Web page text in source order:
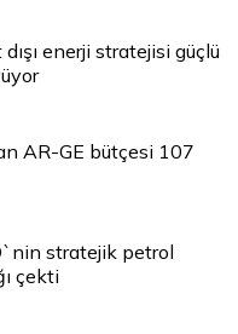
enerji stratejisi güçlü
AR-GE bütçesi 107
stratejik petrol
çekti